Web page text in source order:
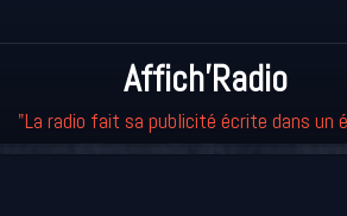
Affich'Radio
"La radio fait sa publicité écrite dans un